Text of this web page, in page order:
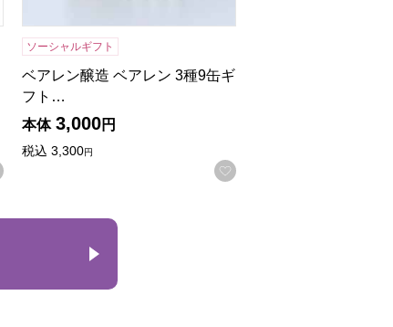
お気に入りに登録する
ソーシャルギフト
ベアレン醸造 ベアレン 3種9缶ギ
フト…
本体 3,000円
税込 3,300円
お気に入りに登録する